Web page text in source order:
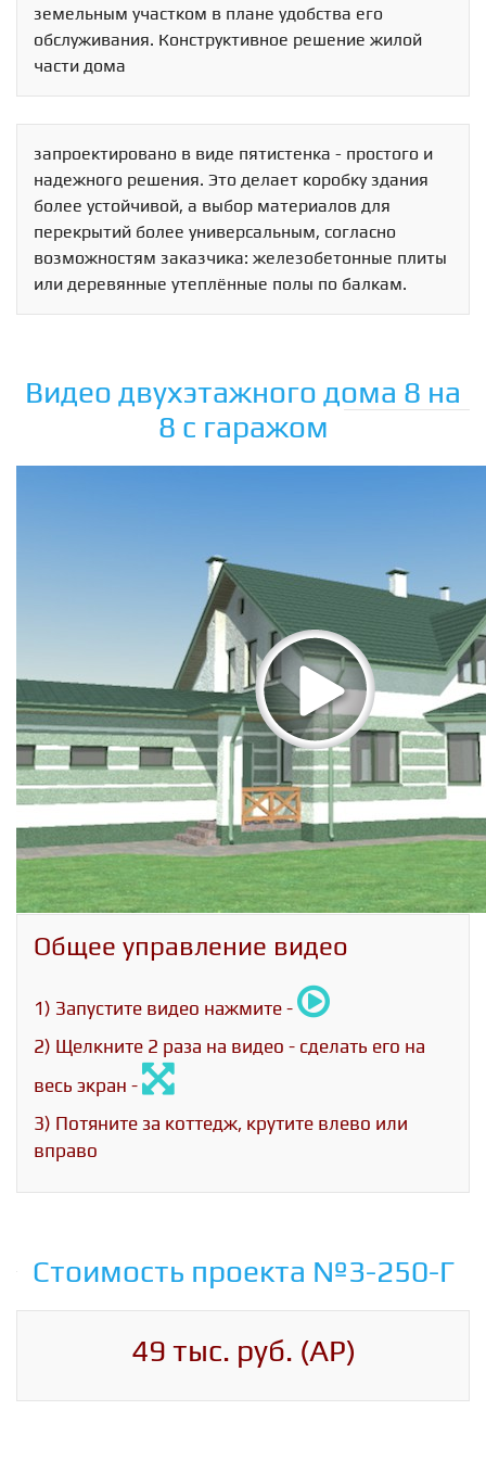
земельным участком в плане удобства его
обслуживания. Конструктивное решение жилой
части дома
запроектировано в виде пятистенка - простого и
надежного решения. Это делает коробку здания
более устойчивой, а выбор материалов для
перекрытий более универсальным, согласно
возможностям заказчика: железобетонные плиты
или деревянные утеплённые полы по балкам.
Видео двухэтажного дома 8 на
8 с гаражом
Общее управление видео
1) Запустите видео нажмите -
2) Щелкните 2 раза на видео - сделать его на
весь экран -
3) Потяните за коттедж, крутите влево или
вправо
Стоимость проекта №3-250-Г
49 тыс. руб. (АР)